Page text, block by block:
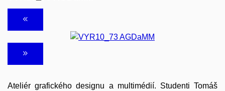
Ateliér grafického designu a multimédií. Studenti Tomáš